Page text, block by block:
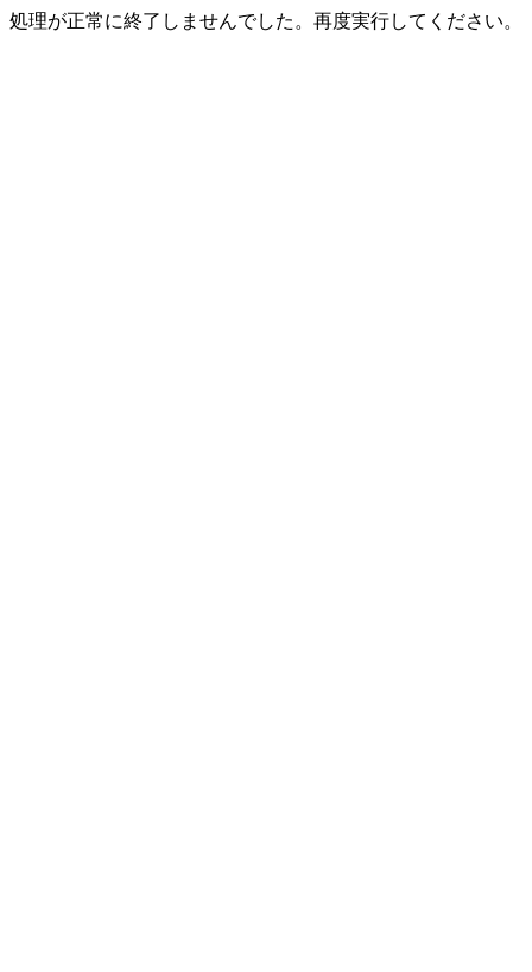
処理が正常に終了しませんでした。再度実行してください。